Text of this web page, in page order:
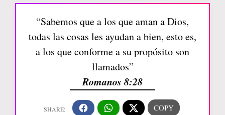
“Sabemos que a los que aman a Dios,
todas las cosas les ayudan a bien, esto es,
a los que conforme a su propósito son
llamados”
Romanos 8:28